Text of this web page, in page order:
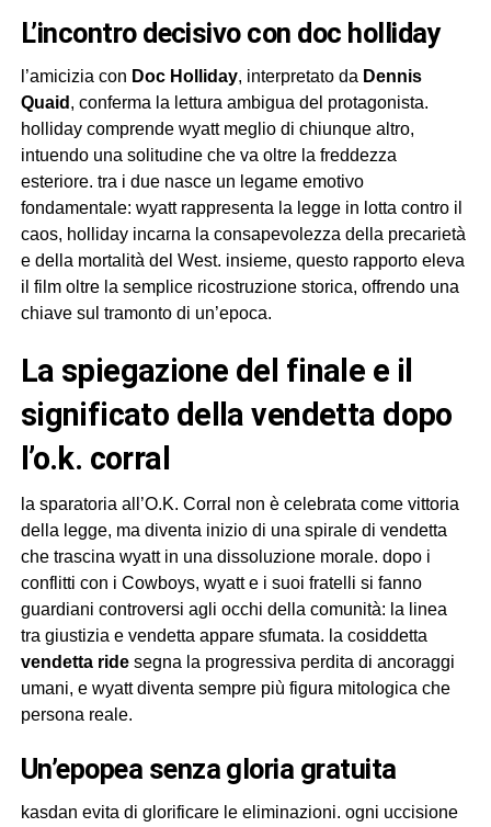
l’incontro decisivo con doc holliday
l’amicizia con Doc Holliday, interpretato da Dennis
Quaid , conferma la lettura ambigua del protagonista.
holliday comprende wyatt meglio di chiunque altro,
intuendo una solitudine che va oltre la freddezza
esteriore. tra i due nasce un legame emotivo
fondamentale: wyatt rappresenta la legge in lotta contro il
caos, holliday incarna la consapevolezza della precarietà
e della mortalità del West. insieme, questo rapporto eleva
il film oltre la semplice ricostruzione storica, offrendo una
chiave sul tramonto di un’epoca.
la spiegazione del finale e il
significato della vendetta dopo
l’o.k. corral
la sparatoria all’O.K. Corral non è celebrata come vittoria
della legge, ma diventa inizio di una spirale di vendetta
che trascina wyatt in una dissoluzione morale. dopo i
conflitti con i Cowboys, wyatt e i suoi fratelli si fanno
guardiani controversi agli occhi della comunità: la linea
tra giustizia e vendetta appare sfumata. la cosiddetta
vendetta ridesegna la progressiva perdita di ancoraggi
umani, e wyatt diventa sempre più figura mitologica che
persona reale.
un’epopea senza gloria gratuita
kasdan evita di glorificare le eliminazioni. ogni uccisione